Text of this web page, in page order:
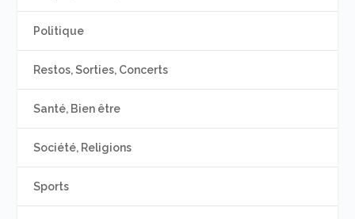
Politique
Restos, Sorties, Concerts
Santé, Bien être
Société, Religions
Sports